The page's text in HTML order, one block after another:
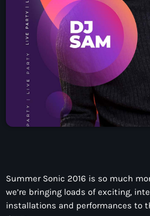
Summer Sonic 2016 is so much
we’re bringing loads of exciting,
installations and performances to